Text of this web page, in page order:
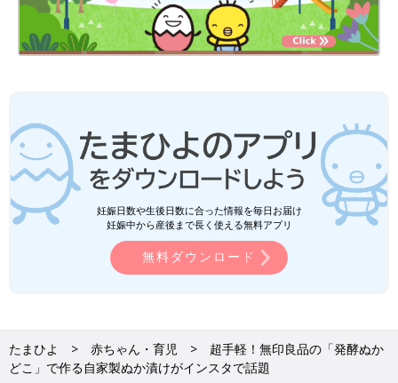
妊娠日数や生後日数に合った情報を毎日お届け
妊娠中から産後まで長く使える無料アプリ
無料ダウンロード
たまひよ 赤ちゃん・育児
超手軽！無印良品の「発酵ぬか
どこ」で作る自家製ぬか漬けがインスタで話題